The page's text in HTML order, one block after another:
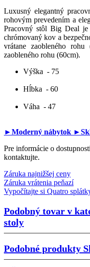
Luxusný elegantný
rohovým prevedením a
Pracovný stôl Big Deal
chrómovaný kov a
vrátane zaobleného
zaobleného rohu (60cm).
Výška - 75
Hĺbka - 60
Váha - 47
►Moderný nábytok
Pre informácie o
kontaktujte.
Záruka najnižšej ceny
Záruka vrátenia peňazí
Vypočítajte si Quatro
Podobný tovar v
stoly
Podobné produkty